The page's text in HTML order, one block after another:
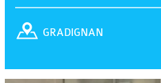
GRADIGNAN